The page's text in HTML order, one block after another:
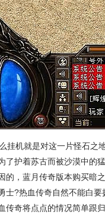
挂机就是对这一片怪石之
了护着苏古而被沙漠中的
的，蓝月传奇版本购买暗
士?热血传奇自然不能白
传奇将点点的情况简单跟